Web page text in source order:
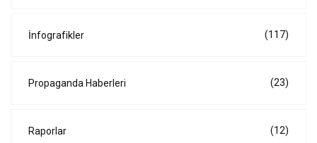
İnfografikler (117)
Propaganda Haberleri (23)
Raporlar (12)